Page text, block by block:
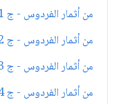
من أثمار الفردوس - ج 1
من أثمار الفردوس - ج 2
من أثمار الفردوس - ج 3
من أثمار الفردوس - ج 4